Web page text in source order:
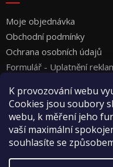
K provozování webu
Cookies jsou soubory
webu, k měření jeho
vaší maximální
souhlasíte se
Moje objednávka
Obchodní podmínky
Ochrana osobních údajů
Formulář - Uplatnění